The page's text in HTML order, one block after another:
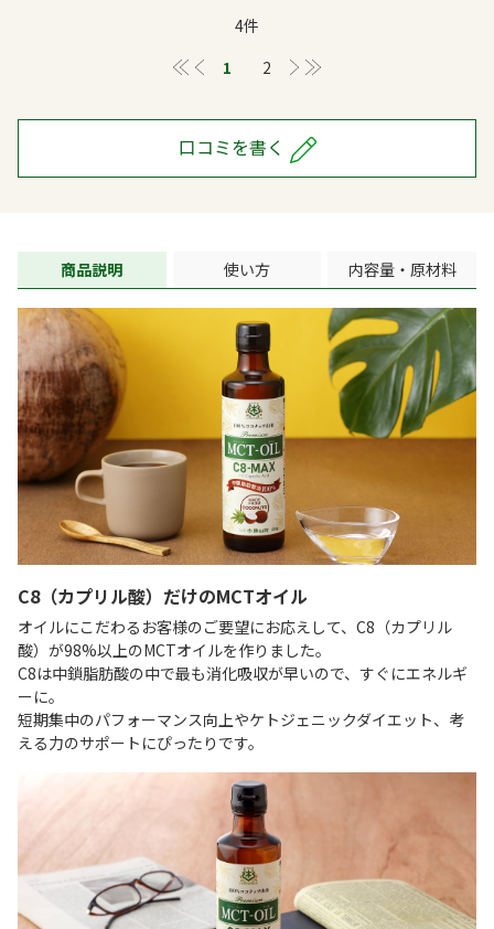
4件
≪
1 2 ＞
口コミを書く
商品説明 使い方 内容量・原材料
C8（カプリル酸）だけのMCTオイル
オイルにこだわるお客様のご要望にお応えして、C8（カプリル
酸）が98%以上のMCTオイルを作りました。
C8は中鎖脂肪酸の中で最も消化吸収が早いので、すぐにエネルギ
ーに。
短期集中のパフォーマンス向上やケトジェニックダイエット、考
える力のサポートにぴったりです。